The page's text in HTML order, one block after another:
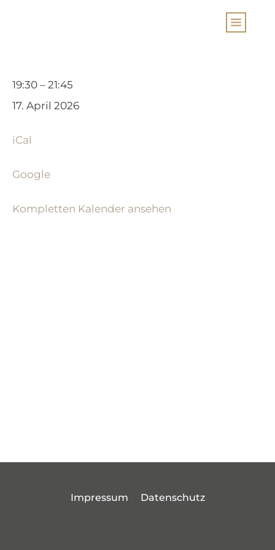
Sång-
Projekt
9
19:30 – 21:45
17. April 2026
iCal
Google
Kompletten Kalender ansehen
Impressum Datenschutz